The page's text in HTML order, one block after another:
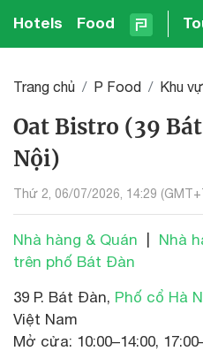
Hotels Food
Trang chủ P Food Khu
Oat Bistro (39
Nội)
Thứ 2, 06/07/2026, 14:29
Nhà hàng & Quán Nhà
trên phố Bát Đàn
39 P. Bát Đàn, Phố cổ Hà
Việt Nam
Mở cửa: 10:00–14:00,